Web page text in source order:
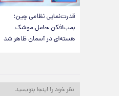
قدرت‌نمایی نظامی چین؛
بمب‌افکن حامل موشک
هسته‌ای در آسمان ظاهر شد